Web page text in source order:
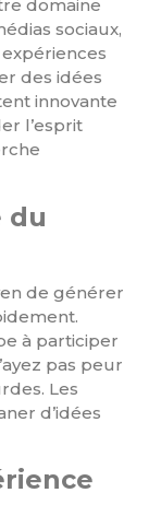
domaine
sociaux,
des idées
innovante
l’esprit
du
de générer
à participer
pas peur
Les
d’idées